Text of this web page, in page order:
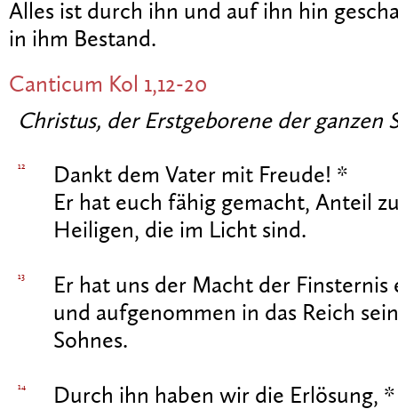
Alles ist durch ihn und auf ihn hin
in ihm Bestand.
Canticum Kol 1,12-20
Christus, der Erstgeborene der ganzen
12
Dankt dem Vater mit Freude! *
Er hat euch fähig gemacht, Anteil
Heiligen, die im Licht sind.
13
Er hat uns der Macht der Finsternis
und aufgenommen in das Reich
Sohnes.
14
Durch ihn haben wir die Erlösung, *